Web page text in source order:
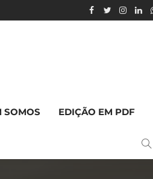
SOMOS EDIÇÃO EM PDF